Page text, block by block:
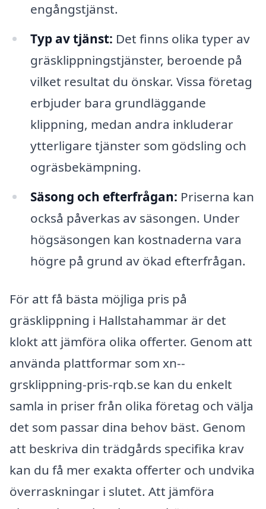
engångstjänst.
Typ av tjänst: Det finns olika typer av
gräsklippningstjänster, beroende på
vilket resultat du önskar. Vissa företag
erbjuder bara grundläggande
klippning, medan andra inkluderar
ytterligare tjänster som gödsling och
ogräsbekämpning.
Säsong och efterfrågan: Priserna kan
också påverkas av säsongen. Under
högsäsongen kan kostnaderna vara
högre på grund av ökad efterfrågan.
För att få bästa möjliga pris på
gräsklippning i Hallstahammar är det
klokt att jämföra olika offerter. Genom att
använda plattformar som xn--
grsklippning-pris-rqb.se kan du enkelt
samla in priser från olika företag och välja
det som passar dina behov bäst. Genom
att beskriva din trädgårds specifika krav
kan du få mer exakta offerter och undvika
överraskningar i slutet. Att jämföra